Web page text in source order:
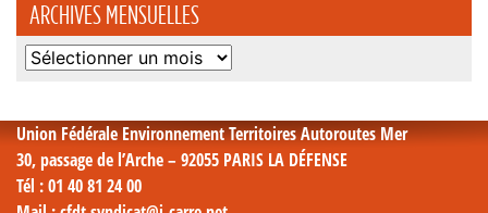
ARCHIVES MENSUELLES
Archives
Union Fédérale Environnement Territoires Autoroutes Mer
30, passage de l’Arche – 92055 PARIS LA DÉFENSE
Tél : 01 40 81 24 00